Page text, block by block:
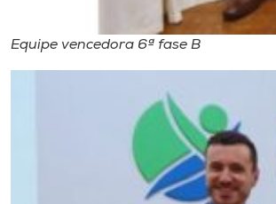
Equipe vencedora 6ª fase B